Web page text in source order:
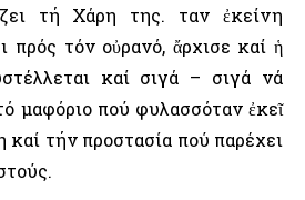
τή Χάρη της. Ὅταν ἐκείνη
πρός τόν οὐρανό, ἄρχισε καί ἡ
καί σιγά – σιγά νά
μαφόριο πού φυλασσόταν ἐκεῖ
καί τήν προστασία πού παρέχει